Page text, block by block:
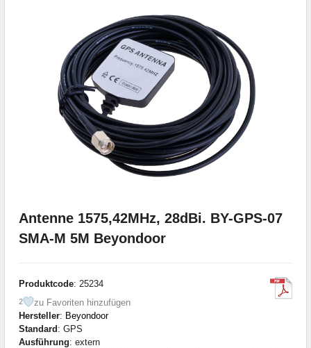
Antenne 1575,42MHz, 28dBi. BY-GPS-07
SMA-M 5M Beyondoor
Produktcode: 25234
2
zu Favoriten hinzufügen
Hersteller: Beyondoor
Standard: GPS
Ausführung: extern